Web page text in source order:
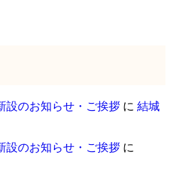
設のお知らせ・ご挨拶 に結城
設のお知らせ・ご挨拶 に